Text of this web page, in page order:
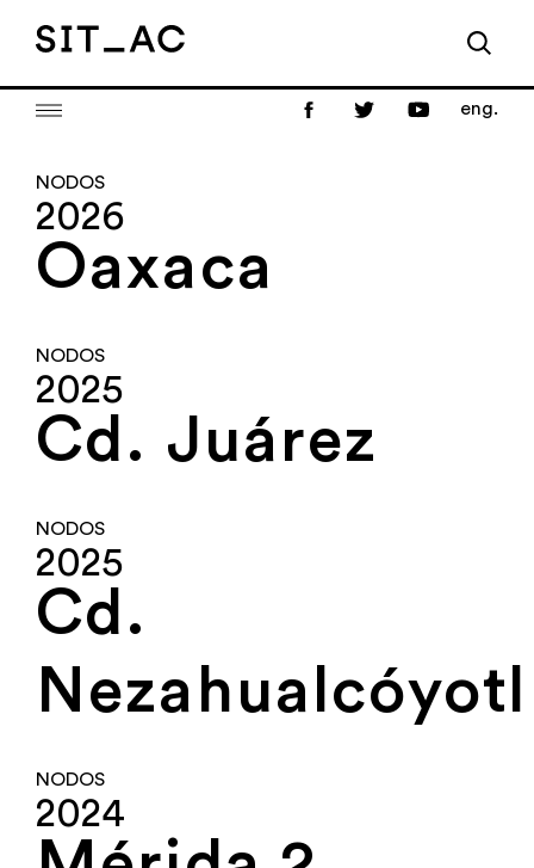
eng.
NODOS
2026
Oaxaca
NODOS
2025
Cd. Juárez
NODOS
2025
Cd.
Nezahualcóyotl
NODOS
2024